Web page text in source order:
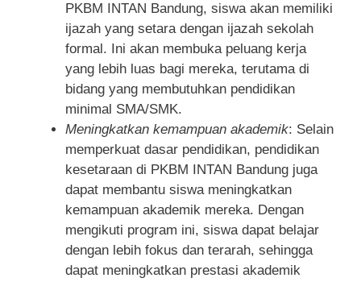
PKBM INTAN Bandung, siswa akan memiliki
ijazah yang setara dengan ijazah sekolah
formal. Ini akan membuka peluang kerja
yang lebih luas bagi mereka, terutama di
bidang yang membutuhkan pendidikan
minimal SMA/SMK.
Meningkatkan kemampuan akademik: Selain
memperkuat dasar pendidikan, pendidikan
kesetaraan di PKBM INTAN Bandung juga
dapat membantu siswa meningkatkan
kemampuan akademik mereka. Dengan
mengikuti program ini, siswa dapat belajar
dengan lebih fokus dan terarah, sehingga
dapat meningkatkan prestasi akademik